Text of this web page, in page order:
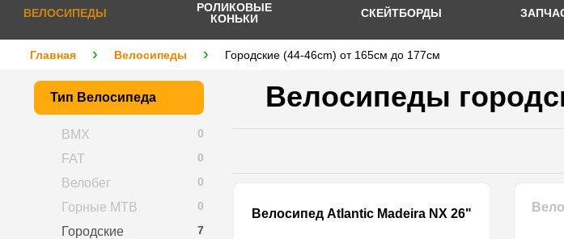
ВЕЛОСИПЕДЫ
РОЛИКОВЫЕ
КОНЬКИ
СКЕЙТБОРДЫ
Главная Велосипеды Городские (44-46cm) от 165см до 177см
Велосипеды
Велосипед Atlantic Madeira NX 26"
Тип Велосипеда
0
BMX
0
FAT
0
Велобег
0
Горные MTB
7
Городские